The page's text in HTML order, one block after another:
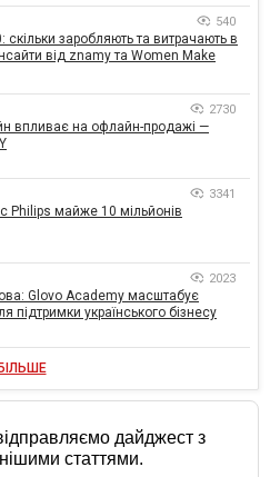
540
заробляють та витрачають в
від znamy та Women Make
2730
впливає на офлайн-продажі —
3341
Philips майже 10 мільйонів
2023
Glovo Academy масштабує
підтримки українського бізнесу
дайджест з
статтями.